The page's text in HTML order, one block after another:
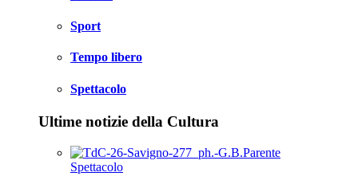
Sport
Tempo libero
Spettacolo
Ultime notizie della Cultura
Spettacolo